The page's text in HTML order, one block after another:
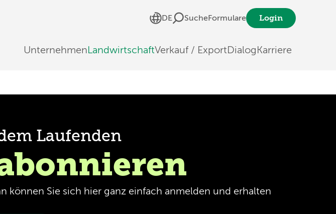
DE SucheFormulare Login
UnternehmenLandwirtschaftVerkauf / ExportDialogKarriere
Laufenden
können Sie sich hier ganz einfach anmelden und erhalten